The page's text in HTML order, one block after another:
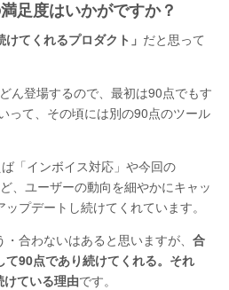
足度はいかがですか？
てくれるプロダクト」 だと思って
ん登場するので、最初は90点でもす
って、その頃には別の90点のツール
「インボイス対応」や今回の
、ユーザーの動向を細やかにキャッ
プデートし続けてくれています。
合わないはあると思いますが、 合
て90点であり続けてくれる。それ
ている理由です。